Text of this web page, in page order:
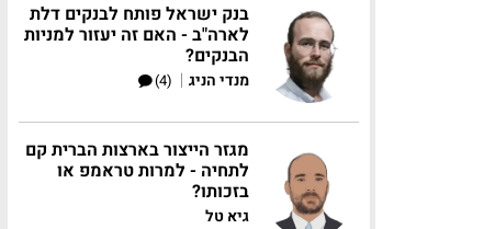
בנק ישראל פותח לבנקים דלת
לארה"ב - האם זה יעזור למניות
הבנקים?
מנדי הניג |
(4)
מגזר הייצור בארצות הברית קם
לתחיה - למרות טראמפ או
בזכותו?
גיא טל